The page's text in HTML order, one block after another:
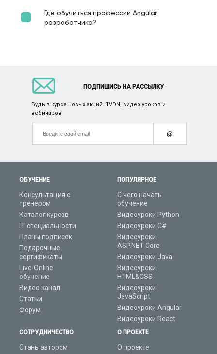
Где обучиться профессии Angular
разработчика?
ОБУЧЕНИЕ
Консультация с
тренером
Каталог курсов
IT специальности
Планы подписок
Подарочные
сертификаты
Live-Online
обучение
Видео канал
Статьи
Форум
ПОПУЛЯРНОЕ
С чего начать
обучение
Видеоуроки Python
Видеоуроки C#
Видеоуроки
ASP.NET Core
Видеоуроки Java
Видеоуроки
HTML&CSS
Видеоуроки
JavaScript
Видеоуроки Angular
Видеоуроки React
СОТРУДНИЧЕСТВО
Стань автором
О ПРОЕКТЕ
О проекте
ПОДПИШИСЬ НА РАССЫЛКУ
Будь в курсе новых акций ITVDN, видео уроков и
вебинаров
@